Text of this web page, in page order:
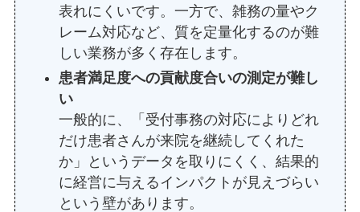
表れにくいです。一方で、雑務の量やク
レーム対応など、質を定量化するのが難
しい業務が多く存在します。
患者満足度への貢献度合いの測定が難し
い
一般的に、「受付事務の対応によりどれ
だけ患者さんが来院を継続してくれた
か」というデータを取りにくく、結果的
に経営に与えるインパクトが見えづらい
という壁があります。